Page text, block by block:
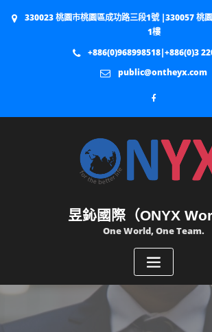
330023 桃園市桃園區成功路三段1號 |330057 桃
1樓
+886(0)968998518|+886(0)3
public@ontheyx.com
昱鈊國際（ONYX
One World, One Team.